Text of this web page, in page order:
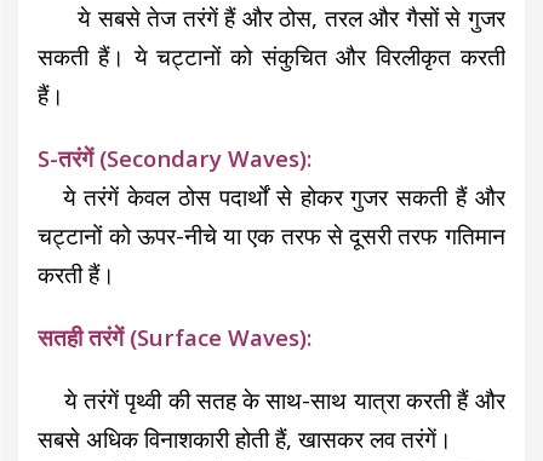
ये सबसे तेज तरंगें हैं और ठोस, तरल और गैसों से गुजर
सकती हैं। ये चट्टानों को संकुचित और विरलीकृत करती
हैं।
S-तरंगें (Secondary Waves):
ये तरंगें केवल ठोस पदार्थों से होकर गुजर सकती हैं और
चट्टानों को ऊपर-नीचे या एक तरफ से दूसरी तरफ गतिमान
करती हैं।
सतही तरंगें (Surface Waves):
ये तरंगें पृथ्वी की सतह के साथ-साथ यात्रा करती हैं और
सबसे अधिक विनाशकारी होती हैं, खासकर लव तरंगें।